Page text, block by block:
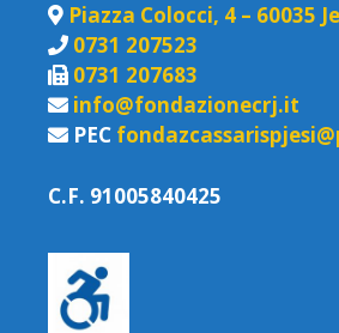
Piazza Colocci, 4 – 60035
0731 207523
0731 207683
info@fondazionecrj.it
PEC
C.F. 91005840425